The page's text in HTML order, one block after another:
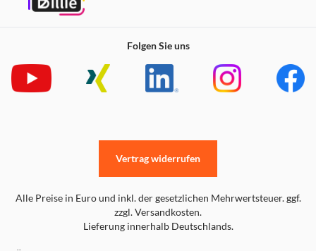
Folgen Sie uns
Alle Preise in Euro und inkl. der gesetzlichen Mehrwertsteuer. ggf.
zzgl. Versandkosten.
Lieferung innerhalb Deutschlands.
Vertrag widerrufen